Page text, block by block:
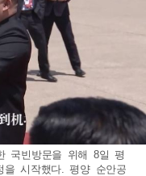
국빈방문을 위해 8일 평
시작했다. 평양 순안공